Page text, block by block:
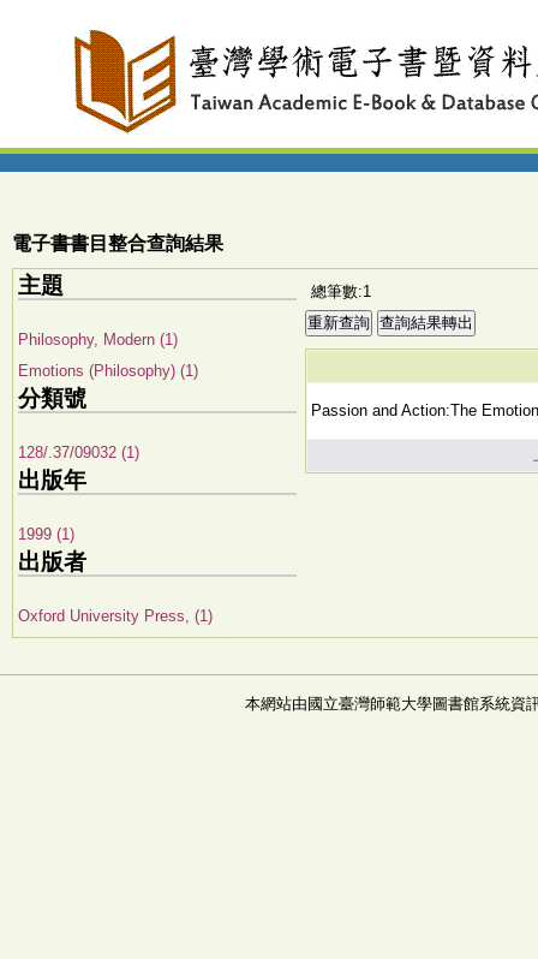
電子書書目整合查詢結果
主題
Philosophy, Modern (1)
Emotions (Philosophy) (1)
分類號
128/.37/09032 (1)
出版年
1999 (1)
出版者
Oxford University Press, (1)
總筆數:1
Passion and Action:The
本網站由國立臺灣師範大學圖書館系統資